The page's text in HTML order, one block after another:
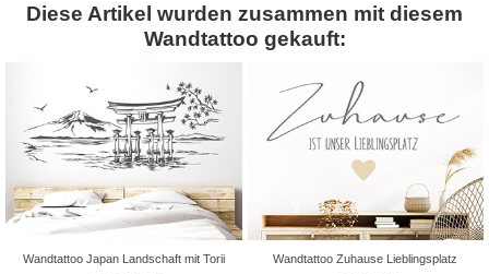
Diese Artikel wurden zusammen mit diesem
Wandtattoo gekauft:
Wandtattoo Japan Landschaft mit Torii
Wandtattoo Zuhause Lieblingsplatz